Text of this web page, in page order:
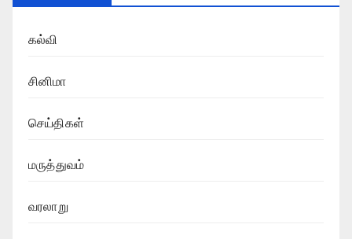
கல்வி
சினிமா
செய்திகள்
மருத்துவம்
வரலாறு